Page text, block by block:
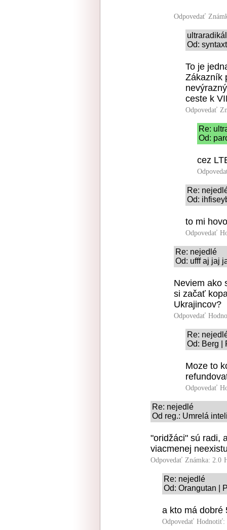
Odpovedať
Od:
To je
Zákazník
ceste k
Odpovedať
Re:
Od:
cez
Re:
Od:
to mi
Odpovedať
Re: nejedlé
Od: ufff aj jaj
Neviem ako
si začať
Ukrajincov?
Odpovedať
Re:
Od: Berg |
Moze to
Odpovedať
Re: nejedlé
Od reg.: Umrelá
"oridžáci" sú radi,
viacmenej
Odpovedať Známka: 2.0
Re: nejedlé
Od: Orangutan |
a kto má dobré
Odpovedať Hodnotiť: